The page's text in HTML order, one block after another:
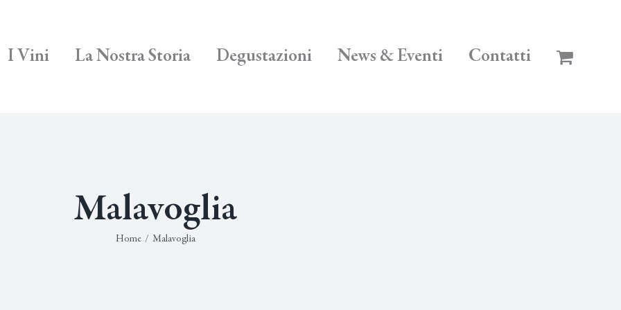
I Vini La Nostra Storia Degustazioni News & Eventi Contatti
Malavoglia
Home / Malavoglia